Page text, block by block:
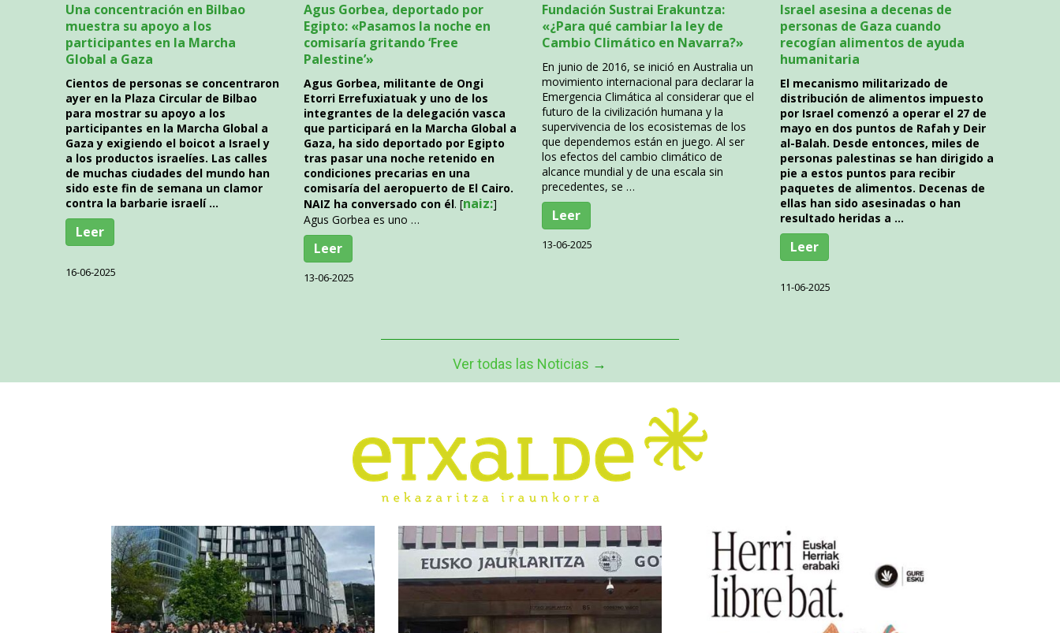
Una concentración en Bilbao
muestra su apoyo a los
participantes en la Marcha
Global a Gaza
Cientos de personas se concentraron
ayer en la Plaza Circular de Bilbao
para mostrar su apoyo a los
participantes en la Marcha Global a
Gaza y exigiendo el boicot a Israel y
a los productos israelíes. Las calles
de muchas ciudades del mundo han
sido este fin de semana un clamor
contra la barbarie israelí …
Leer
16-06-2025
Agus Gorbea, deportado por
Egipto: «Pasamos la noche en
comisaría gritando ‘Free
Palestine’»
Agus Gorbea, militante de Ongi
Etorri Errefuxiatuak y uno de los
integrantes de la delegación vasca
que participará en la Marcha Global a
Gaza, ha sido deportado por Egipto
tras pasar una noche retenido en
condiciones precarias en una
comisaría del aeropuerto de El Cairo.
NAIZ ha conversado con él. [naiz:]
Agus Gorbea es uno …
Leer
13-06-2025
Fundación Sustrai Erakuntza:
«¿Para qué cambiar la ley de
Cambio Climático en Navarra?»
En junio de 2016, se inició en Australia un
movimiento internacional para declarar la
Emergencia Climática al considerar que el
futuro de la civilización humana y la
supervivencia de los ecosistemas de los
que dependemos están en juego. Al ser
los efectos del cambio climático de
alcance mundial y de una escala sin
precedentes, se …
Leer
13-06-2025
Israel asesina a decenas de
personas de Gaza cuando
recogían alimentos de ayuda
humanitaria
El mecanismo militarizado de
distribución de alimentos impuesto
por Israel comenzó a operar el 27 de
mayo en dos puntos de Rafah y Deir
al-Balah. Desde entonces, miles de
personas palestinas se han dirigido a
pie a estos puntos para recibir
paquetes de alimentos. Decenas de
ellas han sido asesinadas o han
resultado heridas a …
Leer
11-06-2025
Ver todas las Noticias →